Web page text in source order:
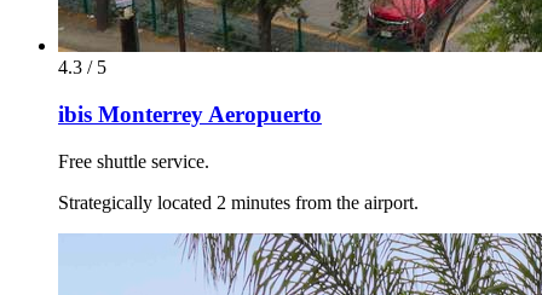
4.3 / 5
ibis Monterrey Aeropuerto
Free shuttle service.
Strategically located 2 minutes from the airport.